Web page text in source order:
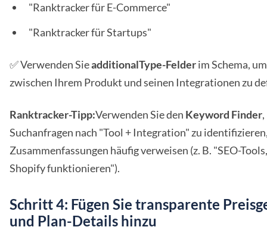
"Ranktracker für E-Commerce"
"Ranktracker für Startups"
✅ Verwenden SieadditionalType-Felderim Schema,
zwischen Ihrem Produkt und seinen Integrationen zu
Ranktracker-Tipp:Verwenden Sie den Keyword Finder
Suchanfragen nach "Tool + Integration" zu
Zusammenfassungen häufig verweisen (z. B. "SEO-
Shopify funktionieren").
Schritt 4: Fügen Sie transparente
und Plan-Details hinzu